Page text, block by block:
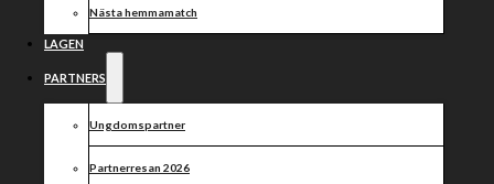
Nästa hemmamatch
LAGEN
PARTNERS
Ungdomspartner
Partnerresan 2026